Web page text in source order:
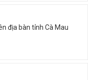
địa bàn tỉnh Cà Mau